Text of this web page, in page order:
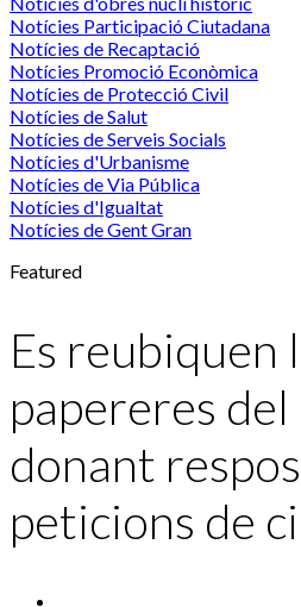
Notícies Participació Ciutadana
Notícies de Recaptació
Notícies Promoció Econòmica
Notícies de Protecció Civil
Notícies de Salut
Notícies de Serveis Socials
Notícies d'Urbanisme
Notícies de Via Pública
Notícies d'Igualtat
Notícies de Gent Gran
Featured
Es reubiquen
papereres
donant
peticions de